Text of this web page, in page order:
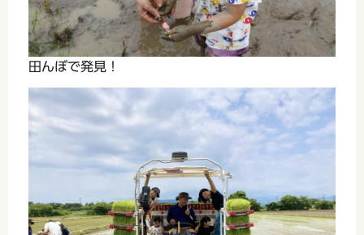
田んぼで発見！